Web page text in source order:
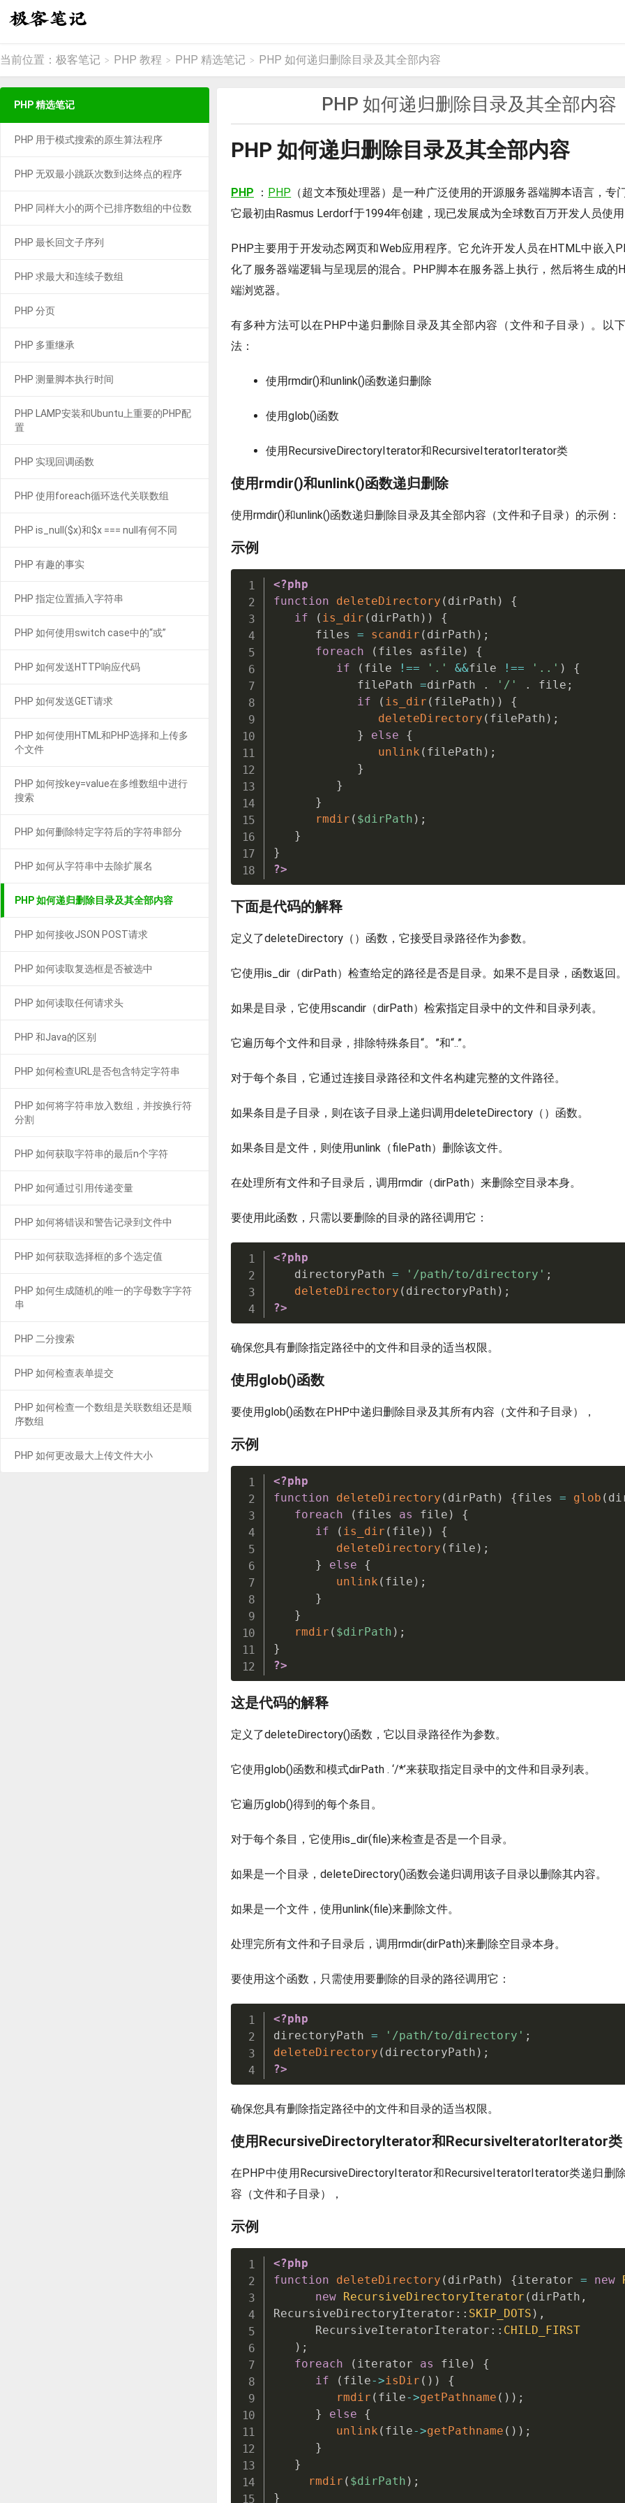
当前位置： 极客笔记 > PHP 教程 > PHP 精选笔记 > PHP 如何递归删除目录及其全部内容
PHP 如何递归删除目录及其全部内容
PHP 如何递归删除目录及其全部内容
PHP ： PHP （超文本预处理器）是一种广泛使用的开源服务器端脚本语言，专
它最初由Rasmus Lerdorf于1994年创建，现已发展成为全球数百万开发人员使
PHP主要用于开发动态网页和Web应用程序。它允许开发人员在HTML中嵌入
化了服务器端逻辑与呈现层的混合。PHP脚本在服务器上执行，然后将生成的
端浏览器。
有多种方法可以在PHP中递归删除目录及其全部内容（文件和子目录）。以
法：
使用rmdir()和unlink()函数递归删除
使用glob()函数
使用RecursiveDirectoryIterator和RecursiveIteratorIterator类
使用rmdir()和unlink()函数递归删除
使用rmdir()和unlink()函数递归删除目录及其全部内容（文件和子目录）的示例：
示例
<?php
function
deleteDirectory ( dirPath )
{
if
( is_dir ( dirPath ) )
{
      files
= scandir ( dirPath ) ;
foreach
( files asfile )
{
if
( file !== '.' &&file !== '..' )
{
            filePath
=dirPath . '/' . file ;
if
( is_dir ( filePath ) )
{
deleteDirectory ( filePath ) ;
}
else
{
unlink ( filePath ) ;
}
}
}
rmdir ( $dirPath ) ;
}
}
?>
下面是代码的解释
定义了deleteDirectory（）函数，它接受目录路径作为参数。
它使用is_dir（dirPath）检查给定的路径是否是目录。如果不是目录，函数返回
如果是目录，它使用scandir（dirPath）检索指定目录中的文件和目录列表。
它遍历每个文件和目录，排除特殊条目“。”和“..”。
对于每个条目，它通过连接目录路径和文件名构建完整的文件路径。
如果条目是子目录，则在该子目录上递归调用deleteDirectory（）函数。
如果条目是文件，则使用unlink（filePath）删除该文件。
在处理所有文件和子目录后，调用rmdir（dirPath）来删除空目录本身。
要使用此函数，只需以要删除的目录的路径调用它：
<?php
   directoryPath
= '/path/to/directory' ;
deleteDirectory ( directoryPath ) ;
?>
确保您具有删除指定路径中的文件和目录的适当权限。
使用glob()函数
要使用glob()函数在PHP中递归删除目录及其所有内容（文件和子目录），
示例
<?php
function
deleteDirectory ( dirPath ) {files = glob (
foreach
( files as file )
{
if
( is_dir ( file ) )
{
deleteDirectory ( file ) ;
}
else
{
unlink ( file ) ;
}
}
rmdir ( $dirPath ) ;
}
?>
这是代码的解释
定义了deleteDirectory()函数，它以目录路径作为参数。
它使用glob()函数和模式dirPath . ‘/*’来获取指定目录中的文件和目录列表。
它遍历glob()得到的每个条目。
对于每个条目，它使用is_dir(file)来检查是否是一个目录。
如果是一个目录，deleteDirectory()函数会递归调用该子目录以删除其内容。
如果是一个文件，使用unlink(file)来删除文件。
处理完所有文件和子目录后，调用rmdir(dirPath)来删除空目录本身。
要使用这个函数，只需使用要删除的目录的路径调用它：
<?php
directoryPath = '/path/to/directory' ;
deleteDirectory ( directoryPath ) ;
?>
确保您具有删除指定路径中的文件和目录的适当权限。
使用RecursiveDirectoryIterator和RecursiveIteratorIterator类
在PHP中使用RecursiveDirectoryIterator和RecursiveIteratorIterator类递归删
容（文件和子目录），
示例
<?php
function
deleteDirectory ( dirPath ) {iterator = new
new RecursiveDirectoryIterator ( dirPath ,
RecursiveDirectoryIterator : : SKIP_DOTS ) ,
      RecursiveIteratorIterator
: : CHILD_FIRST
) ;
foreach
( iterator as file )
{
if
( file->isDir ( ) )
{
rmdir ( file->getPathname ( ) ) ;
}
else
{
unlink ( file->getPathname ( ) ) ;
}
}
rmdir ( $dirPath ) ;
}
PHP 精选笔记
PHP 用于模式搜索的原生算法程序
PHP 无双最小跳跃次数到达终点的程序
PHP 同样大小的两个已排序数组的中位数
PHP 最长回文子序列
PHP 求最大和连续子数组
PHP 分页
PHP 多重继承
PHP 测量脚本执行时间
PHP LAMP安装和Ubuntu上重要的PHP配
置
PHP 实现回调函数
PHP 使用foreach循环迭代关联数组
PHP is_null($x)和$x === null有何不同
PHP 有趣的事实
PHP 指定位置插入字符串
PHP 如何使用switch case中的“或”
PHP 如何发送HTTP响应代码
PHP 如何发送GET请求
PHP 如何使用HTML和PHP选择和上传多
个文件
PHP 如何按key=value在多维数组中进行
搜索
PHP 如何删除特定字符后的字符串部分
PHP 如何从字符串中去除扩展名
PHP 如何递归删除目录及其全部内容
PHP 如何接收JSON POST请求
PHP 如何读取复选框是否被选中
PHP 如何读取任何请求头
PHP 和Java的区别
PHP 如何检查URL是否包含特定字符串
PHP 如何将字符串放入数组，并按换行符
分割
PHP 如何获取字符串的最后n个字符
PHP 如何通过引用传递变量
PHP 如何将错误和警告记录到文件中
PHP 如何获取选择框的多个选定值
PHP 如何生成随机的唯一的字母数字字符
串
PHP 二分搜索
PHP 如何检查表单提交
PHP 如何检查一个数组是关联数组还是顺
序数组
PHP 如何更改最大上传文件大小